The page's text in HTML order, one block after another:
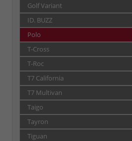
Golf Variant
ID. BUZZ
Polo
T-Cross
T-Roc
T7 California
T7 Multivan
Taigo
Tayron
Tiguan